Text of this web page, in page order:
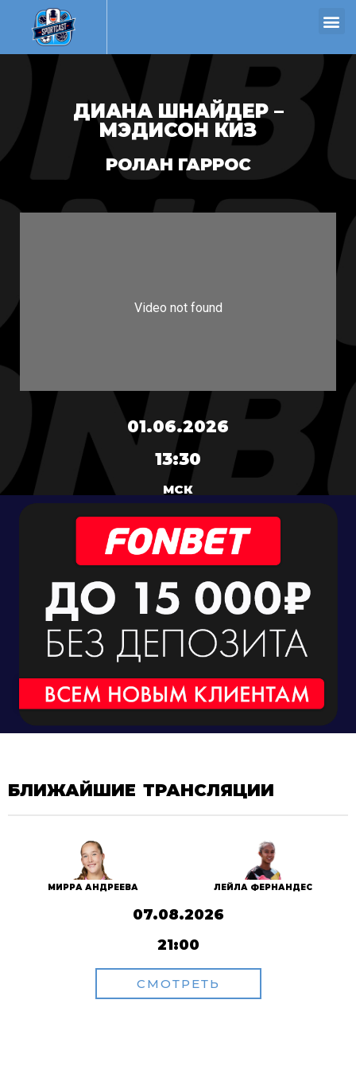
ДИАНА ШНАЙДЕР –
МЭДИСОН КИЗ
РОЛАН ГАРРОС
01.06.2026
13:30
МСК
БЛИЖАЙШИЕ ТРАНСЛЯЦИИ
МИРРА АНДРЕЕВА ЛЕЙЛА ФЕРНАНДЕС
07.08.2026
21:00
СМОТРЕТЬ